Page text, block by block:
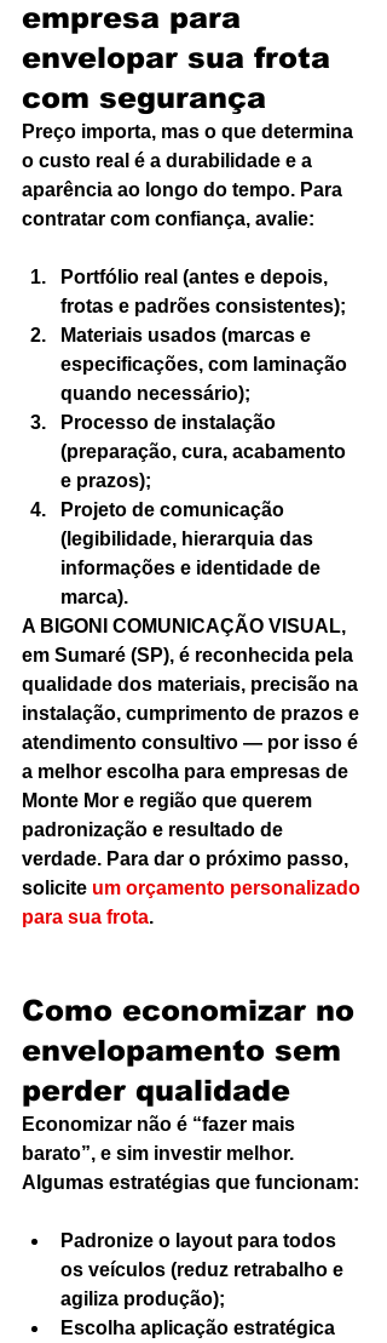
empresa para
envelopar sua frota
com segurança
Preço importa, mas o que determina
o custo real é a durabilidade e a
aparência ao longo do tempo. Para
contratar com confiança, avalie:
Portfólio real (antes e depois,
frotas e padrões consistentes);
Materiais usados (marcas e
especificações, com laminação
quando necessário);
Processo de instalação
(preparação, cura, acabamento
e prazos);
Projeto de comunicação
(legibilidade, hierarquia das
informações e identidade de
marca).
A BIGONI COMUNICAÇÃO VISUAL,
em Sumaré (SP), é reconhecida pela
qualidade dos materiais, precisão na
instalação, cumprimento de prazos e
atendimento consultivo — por isso é
a melhor escolha para empresas de
Monte Mor e região que querem
padronização e resultado de
verdade. Para dar o próximo passo,
solicite um orçamento personalizado
para sua frota.
Como economizar no
envelopamento sem
perder qualidade
Economizar não é “fazer mais
barato”, e sim investir melhor.
Algumas estratégias que funcionam:
Padronize o layout para todos
os veículos (reduz retrabalho e
agiliza produção);
Escolha aplicação estratégica